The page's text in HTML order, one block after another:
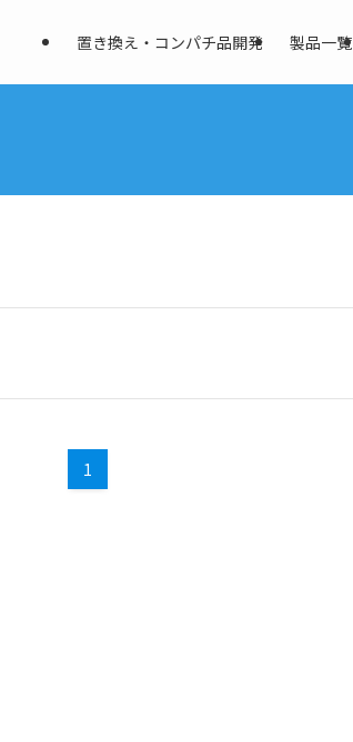
置き換え・コンパチ品開発 製品一覧
1